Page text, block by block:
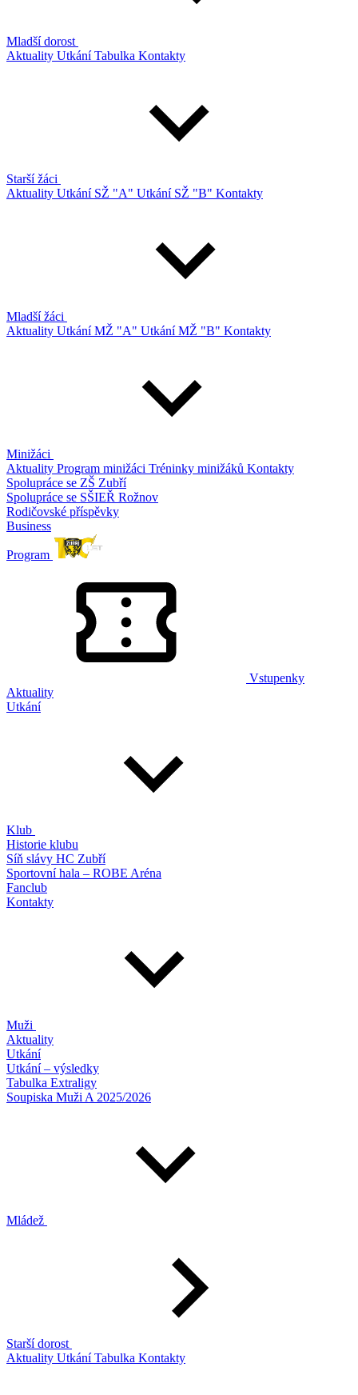
Mladší dorost
Aktuality UtkáníTabulka Kontakty
Starší žáci
Aktuality Utkání SŽ "A" Utkání SŽ "B" Kontakty
Mladší žáci
Aktuality Utkání MŽ "A" Utkání MŽ "B" Kontakty
Minižáci
Aktuality Program minižáci Tréninky minižáků Kontakty
Spolupráce se ZŠ Zubří
Spolupráce se SŠIEŘ Rožnov
Rodičovské příspěvky
Business
Program
Vstupenky
Aktuality
Utkání
Klub
Historie klubu
Síň slávy HC Zubří
Sportovní hala – ROBE Aréna
Fanclub
Kontakty
Muži
Aktuality
Utkání
Utkání – výsledky
Tabulka Extraligy
Soupiska Muži A 2025/2026
Mládež
Starší dorost
Aktuality UtkáníTabulka Kontakty